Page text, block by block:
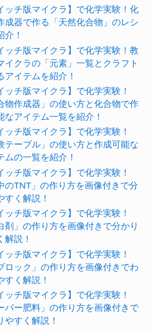
ッチ版マイクラ】で化学実験！化
成器で作る「天然化合物」のレシ
介！
ッチ版マイクラ】で化学実験！教
イクラの「元素」一覧とクラフト
アイテムを紹介！
ッチ版マイクラ】で化学実験！
物作成器」の使い方と化合物で作
なアイテム一覧を紹介！
ッチ版マイクラ】で化学実験！
テーブル」の使い方と作成可能な
ムの一覧を紹介！
ッチ版マイクラ】で化学実験！
のTNT」の作り方を画像付きで分
すく解説！
ッチ版マイクラ】で化学実験！
剤」の作り方を画像付きで分かり
解説！
ッチ版マイクラ】で化学実験！
ロック」の作り方を画像付きでわ
すく解説！
ッチ版マイクラ】で化学実験！
パー肥料」の作り方を画像付きで
やすく解説！